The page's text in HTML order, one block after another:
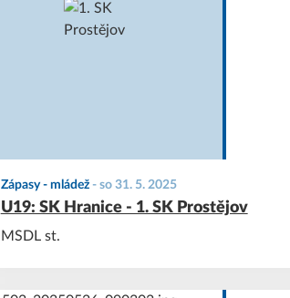
Zápasy - mládež- so 31. 5. 2025
U19: SK Hranice - 1. SK Prostějov
MSDL st.